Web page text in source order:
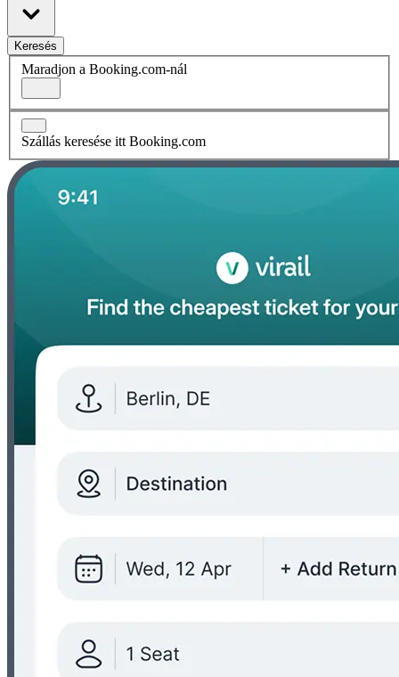
Keresés
Maradjon a Booking.com-nál
Szállás keresése itt Booking.com